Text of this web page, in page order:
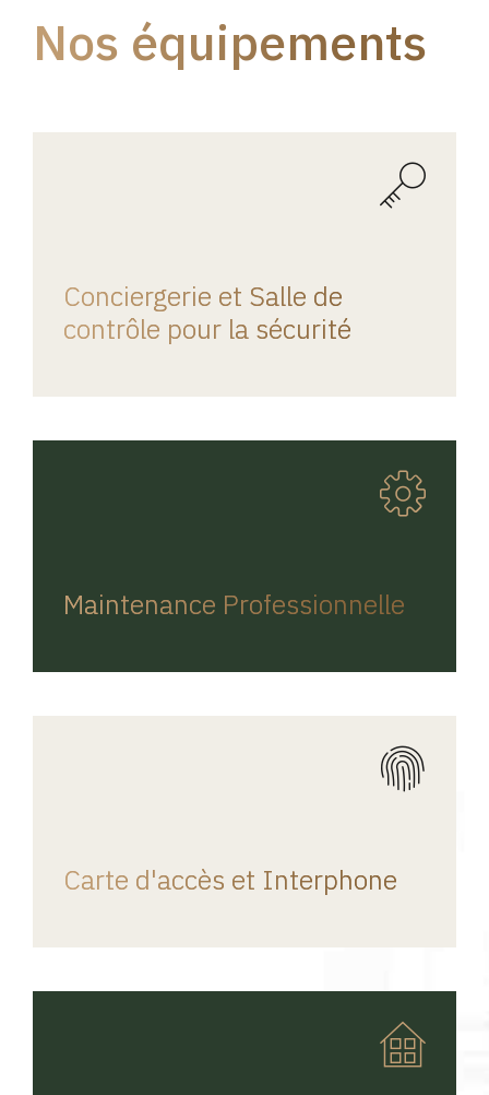
Nos équipements
Conciergerie et Salle de
contrôle pour la sécurité
Maintenance Professionnelle
Carte d'accès et Interphone